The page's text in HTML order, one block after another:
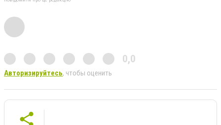
0,0
Авторизируйтесь, чтобы оценить